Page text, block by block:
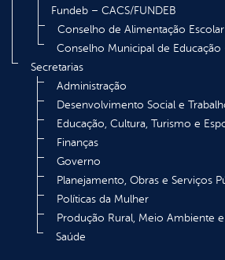
Fundeb – CACS/FUNDEB
Conselho de Alimentação
Conselho Municipal de Educação
Secretarias
Administração
Desenvolvimento Social e
Educação, Cultura, Turismo e
Finanças
Governo
Planejamento, Obras e Serviços
Políticas da Mulher
Produção Rural, Meio Ambiente
Saúde